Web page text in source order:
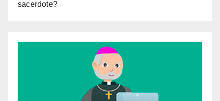
sacerdote?